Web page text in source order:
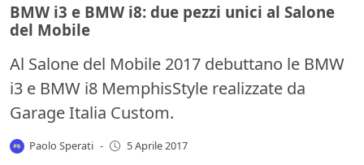
BMW i3 e BMW i8: due pezzi unici al Salone
del Mobile
Al Salone del Mobile 2017 debuttano le BMW
i3 e BMW i8 MemphisStyle realizzate da
Garage Italia Custom.
Paolo Sperati - 5 Aprile 2017